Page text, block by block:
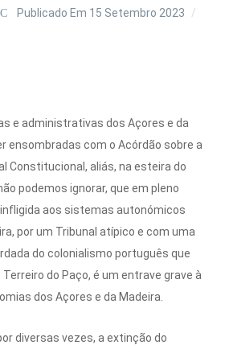
Publicado Em 15 Setembro 2023
e administrativas dos Açores e da
ensombradas com o Acórdão sobre a
Constitucional, aliás, na esteira do
podemos ignorar, que em pleno
infligida aos sistemas autonómicos
por um Tribunal atípico e com uma
do colonialismo português que
do Paço, é um entrave grave à
dos Açores e da Madeira.
diversas vezes, a extinção do